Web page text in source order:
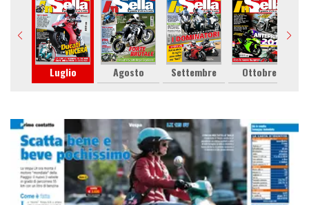
Luglio Agosto Settembre Ottobre